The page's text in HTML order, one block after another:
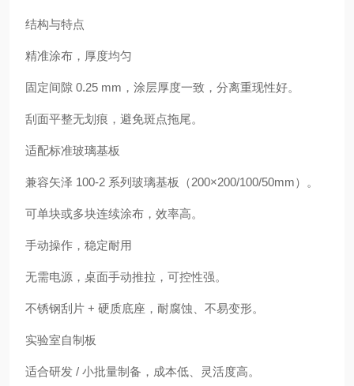
结构与特点
精准涂布，厚度均匀
固定间隙 0.25 mm，涂层厚度一致，分离重现性好。
刮面平整无划痕，避免斑点拖尾。
适配标准玻璃基板
兼容矢泽 100-2 系列玻璃基板（200×200/100/50mm）。
可单块或多块连续涂布，效率高。
手动操作，稳定耐用
无需电源，桌面手动推拉，可控性强。
不锈钢刮片 + 硬质底座，耐腐蚀、不易变形。
实验室自制板
适合研发 / 小批量制备，成本低、灵活度高。